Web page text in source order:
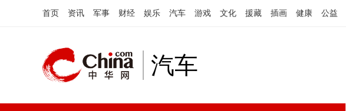
首页 资讯 军事 财经 娱乐 汽车 游戏 文化 援藏 插画 健康 公益
汽车